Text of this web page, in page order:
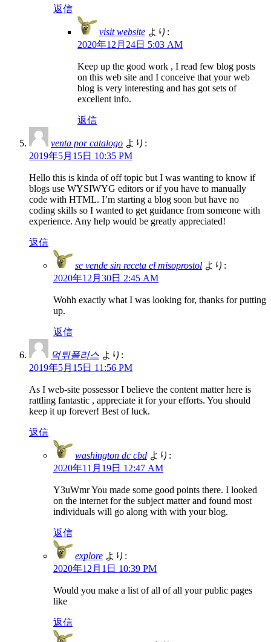
返信
visit website より:
2020年12月24日 5:03 AM
Keep up the good work , I read few blog posts
on this web site and I conceive that your web
blog is very interesting and has got sets of
excellent info.
返信
venta por catalogo より:
2019年5月15日 10:35 PM
Hello this is kinda of off topic but I was wanting to know if
blogs use WYSIWYG editors or if you have to manually
code with HTML. I’m starting a blog soon but have no
coding skills so I wanted to get guidance from someone with
experience. Any help would be greatly appreciated!
返信
se vende sin receta el misoprostol より:
2020年12月30日 2:45 AM
Wohh exactly what I was looking for, thanks for putting
up.
返信
먹튀폴리스 より:
2019年5月15日 11:56 PM
As I web-site possessor I believe the content matter here is
rattling fantastic , appreciate it for your efforts. You should
keep it up forever! Best of luck.
返信
washington dc cbd より:
2020年11月19日 12:47 AM
Y3uWmr You made some good points there. I looked
on the internet for the subject matter and found most
individuals will go along with with your blog.
返信
explore より:
2020年12月1日 10:39 PM
Would you make a list of all of all your public pages
like
返信